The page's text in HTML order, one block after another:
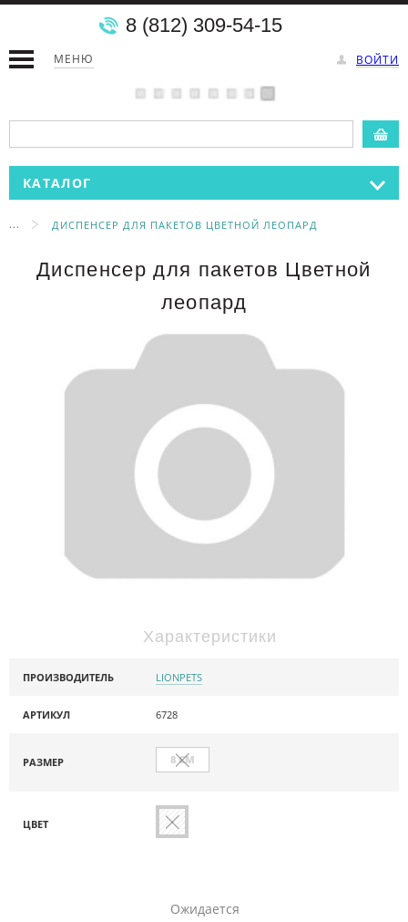
МЕНЮ ВОЙТИ
8 (812) 309-54-15
КАТАЛОГ
... ДИСПЕНСЕР ДЛЯ ПАКЕТОВ ЦВЕТНОЙ ЛЕОПАРД
Диспенсер для пакетов Цветной
леопард
Характеристики
ПРОИЗВОДИТЕЛЬ LIONPETS
АРТИКУЛ 6728
РАЗМЕР 8 СМ
ЦВЕТ
Ожидается